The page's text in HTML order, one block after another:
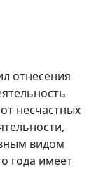
отнесения
несчастных
видом
года имеет